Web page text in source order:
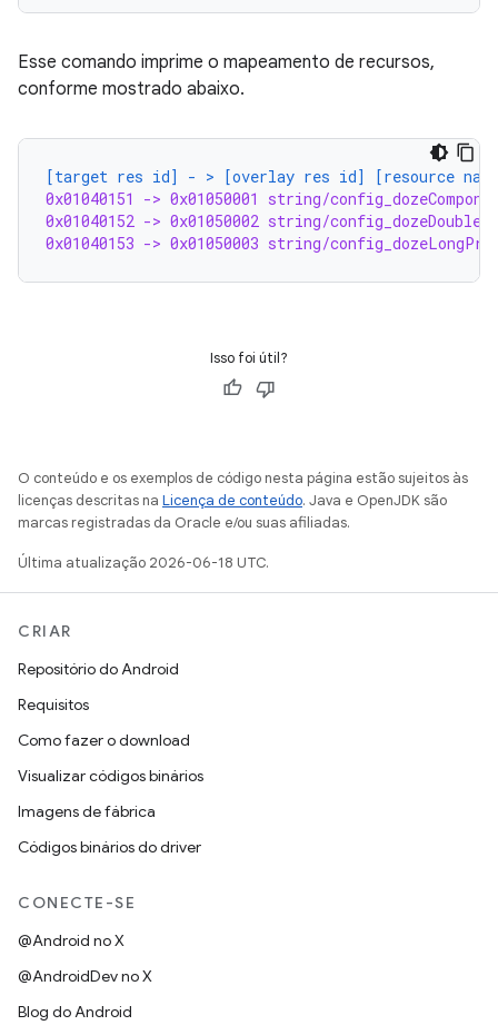
Esse comando imprime o mapeamento de recursos,
conforme mostrado abaixo.
[target res id] - > [overlay res id] [resource
0x01040151 -> 0x01050001 string/
0x01040152 -> 0x01050002 string/
0x01040153 -> 0x01050003 string/
Isso foi útil?
O conteúdo e os exemplos de código nesta página estão sujeitos às
licenças descritas na Licença de conteúdo. Java e OpenJDK são
marcas registradas da Oracle e/ou suas afiliadas.
Última atualização 2026-06-18 UTC.
CRIAR
Repositório do Android
Requisitos
Como fazer o download
Visualizar códigos binários
Imagens de fábrica
Códigos binários do driver
CONECTE-SE
@Android no X
@AndroidDev no X
Blog do Android